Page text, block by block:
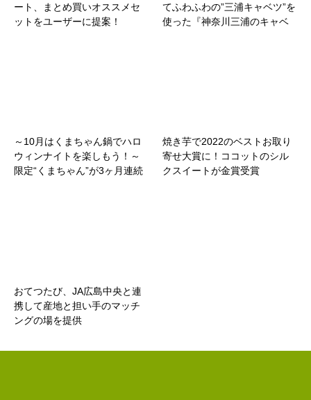
ート、まとめ買いオススメセ
ットをユーザーに提案！
てふわふわの”三浦キャベツ”を
使った『神奈川三浦のキャベ
～10月はくまちゃん鍋でハロ
ウィンナイトを楽しもう！～
限定“くまちゃん”が3ヶ月連続
焼き芋で2022のベストお取り
寄せ大賞に！ココットのシル
クスイートが金賞受賞
おてつたび、JA広島中央と連
携して産地と担い手のマッチ
ングの場を提供